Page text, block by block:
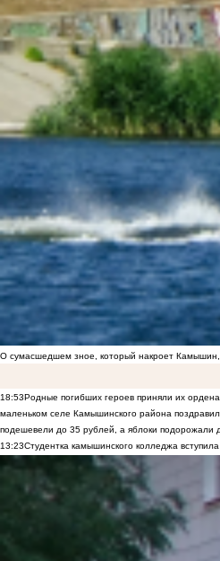
О сумасшедшем зное, который накроет
18:53Родные погибших героев приняли их
маленьком селе Камышинского района
подешевели до 35 рублей, а яблоки подорожали
13:23Студентка камышинского колледжа